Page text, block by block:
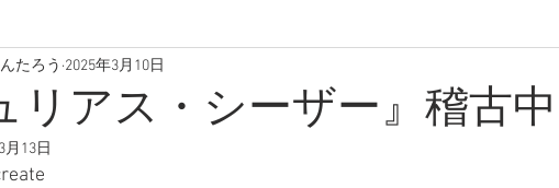
リアス・シーザー』稽古中
たろう 2025年3月10日
月13日